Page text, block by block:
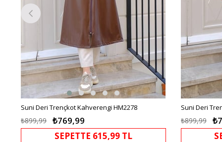
Suni Deri Trençkot Kahverengi HM2278
₺769,99
₺899,99
SEPETTE 615,99 TL
Suni Deri
₺899,99